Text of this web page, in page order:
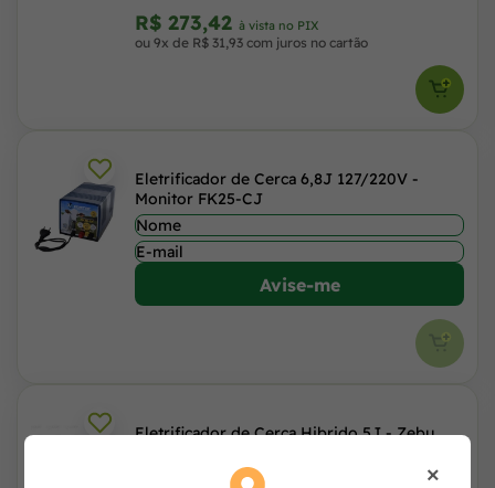
R$ 273,42 à vista no PIX
ou 9x de R$ 31,93 com juros no cartão
Eletrificador de Cerca 6,8J 127/220V -
Monitor FK25-CJ
Avise-me
Eletrificador de Cerca Hibrido 5J - Zebu
×